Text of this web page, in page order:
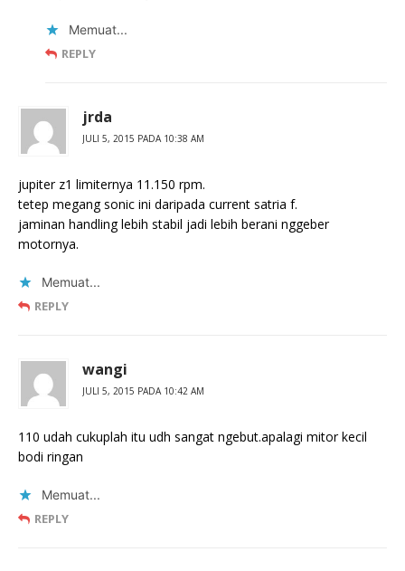
Memuat...
REPLY
jrda
JULI 5, 2015 PADA 10:38 AM
jupiter z1 limiternya 11.150 rpm.
tetep megang sonic ini daripada current satria f.
jaminan handling lebih stabil jadi lebih berani nggeber
motornya.
Memuat...
REPLY
wangi
JULI 5, 2015 PADA 10:42 AM
110 udah cukuplah itu udh sangat ngebut.apalagi mitor kecil
bodi ringan
Memuat...
REPLY